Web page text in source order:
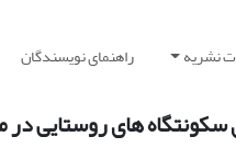
نشریه راهنمای نویسندگان
های روستایی در